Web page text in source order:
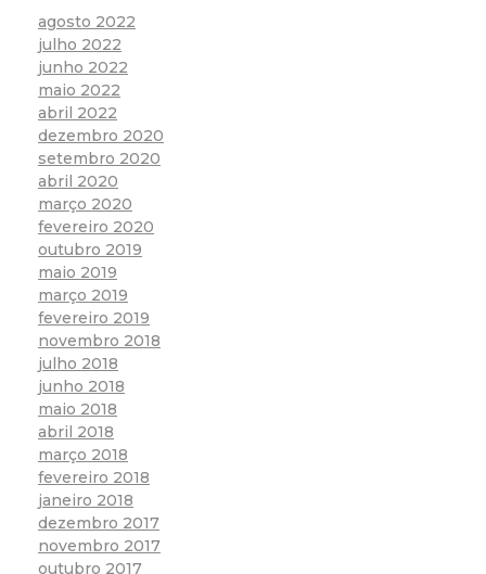
agosto 2022
julho 2022
junho 2022
maio 2022
abril 2022
dezembro 2020
setembro 2020
abril 2020
março 2020
fevereiro 2020
outubro 2019
maio 2019
março 2019
fevereiro 2019
novembro 2018
julho 2018
junho 2018
maio 2018
abril 2018
março 2018
fevereiro 2018
janeiro 2018
dezembro 2017
novembro 2017
outubro 2017